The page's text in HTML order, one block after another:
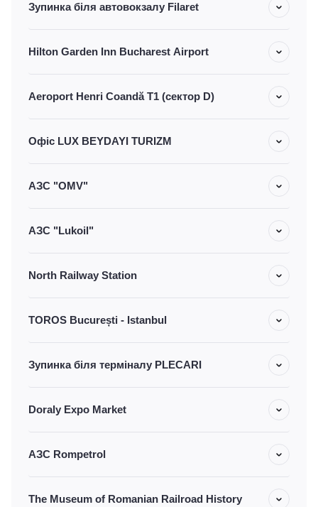
Зупинка біля автовокзалу Filaret
Hilton Garden Inn Bucharest Airport
Aeroport Henri Coandă T1 (сектор D)
Офіс LUX BEYDAYI TURIZM
АЗС "OMV"
АЗС "Lukoil"
North Railway Station
TOROS București - Istanbul
Зупинка біля терміналу PLECARI
Doraly Expo Market
АЗС Rompetrol
The Museum of Romanian Railroad History